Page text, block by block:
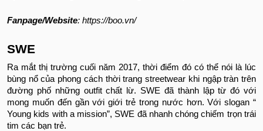
Fanpage/Website: https://boo.vn/
SWE
Ra mắt thị trường cuối năm 2017, thời điểm đó có thể nói là lúc
bùng nổ của phong cách thời trang streetwear khi ngập tràn trên
đường phố những outfit chất lừ. SWE đã thành lập từ đó với
mong muốn đến gần với giới trẻ trong nước hơn. Với slogan “
Young kids with a mission”, SWE đã nhanh chóng chiếm trọn trái
tim các bạn trẻ.